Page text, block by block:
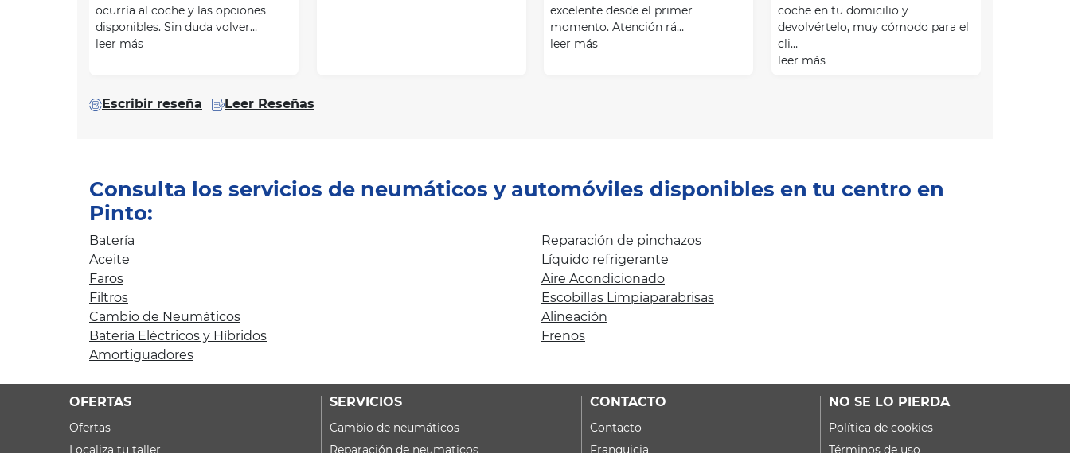
ocurría al coche y las opciones
disponibles. Sin duda volver…
leer más
excelente desde el primer
momento. Atención rá…
leer más
coche en tu domicilio y
devolvértelo, muy cómodo para el
cli…
leer más
Escribir reseña Leer Reseñas
Consulta los servicios de neumáticos y automóviles disponibles en tu centro en
Pinto:
Batería
Aceite
Faros
Filtros
Cambio de Neumáticos
Batería Eléctricos y Híbridos
Amortiguadores
Reparación de pinchazos
Líquido refrigerante
Aire Acondicionado
Escobillas Limpiaparabrisas
Alineación
Frenos
OFERTAS
Ofertas
Localiza tu taller
SERVICIOS
Cambio de neumáticos
Reparación de neumaticos
CONTACTO
Contacto
Franquicia
NO SE LO PIERDA
Política de cookies
Términos de uso